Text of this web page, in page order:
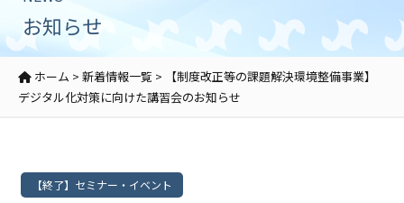
お知らせ
ホーム > 新着情報一覧 >
【制度改正等の課題解決環境整備事業】
デジタル化対策に向けた講習会のお知らせ
【終了】セミナー・イベント